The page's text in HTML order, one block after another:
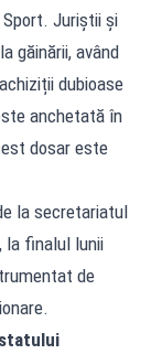
Juriștii și
găinării, având
dubioase
anchetată în
dosar este
la secretariatul
la finalul lunii
de